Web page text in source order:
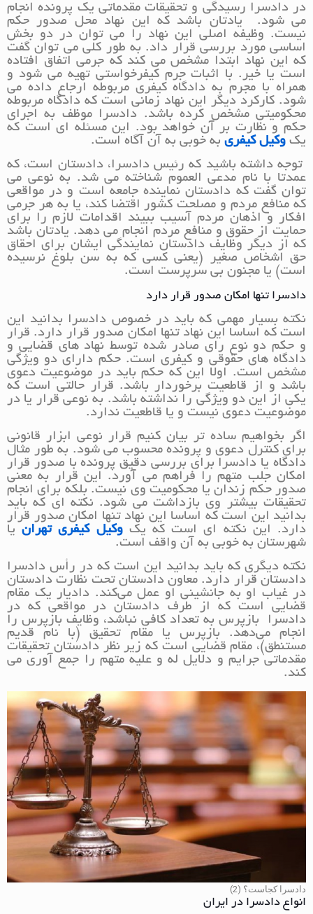
در دادسرا رسیدگی و تحقیقات مقدماتی یک پرونده انجام
می شود. یادتان باشد که این نهاد محل صدور حکم
نیست. وظیفه اصلی این نهاد را می توان در دو بخش
اساسی مورد بررسی قرار داد. به طور کلی می توان گفت
که این نهاد ابتدا مشخص می کند که جرمی اتفاق افتاده
است یا خیر. با اثبات جرم کیفرخواستی تهیه می شود و
همراه با مجرم به دادگاه کیفری مربوطه ارجاع داده می
شود. کارکرد دیگر این نهاد زمانی است که دادگاه مربوطه
محکومیتی مشخص کرده باشد. دادسرا موظف به اجرای
حکم و نظارت بر آن خواهد بود. این مسئله ای است که
یک وکیل کیفری به خوبی به آن آگاه است.
توجه داشته باشید که رئیس دادسرا، دادستان است، که
عمدتا با نام مدعی العموم شناخته می شد. به نوعی می
توان گفت که دادستان نماینده جامعه است و در مواقعی
که منافع مردم و مصلحت کشور اقتضا کند، یا به هر جرمی
افکار و اذهان مردم آسیب ببیند اقدامات لازم را برای
حمایت از حقوق و منافع مردم انجام می دهد. یادتان باشد
که از دیگر وظایف دادستان نمایندگی ایشان برای احقاق
حق اشخاص صغیر (یعنی کسی که به سن بلوغ نرسیده
است) یا مجنون بی سرپرست است.
دادسرا تنها امکان صدور قرار دارد
نکته بسیار مهمی که باید در خصوص دادسرا بدانید این
است که اساسا این نهاد تنها امکان صدور قرار دارد. قرار
و حکم دو نوع رای صادر شده توسط نهاد های قضایی و
دادگاه های حقوقی و کیفری است. حکم دارای دو ویژگی
مشخص است. اولا این که حکم باید در موضوعیت دعوی
باشد و از قاطعیت برخوردار باشد. قرار حالتی است که
یکی از این دو ویژگی را نداشته باشد. به نوعی قرار یا در
موضوعیت دعوی نیست و یا قاطعیت ندارد.
اگر بخواهیم ساده تر بیان کنیم قرار نوعی ابزار قانونی
برای کنترل دعوی و پرونده محسوب می شود. به طور مثال
دادگاه یا دادسرا برای بررسی دقیق پرونده با صدور قرار
امکان جلب متهم را فراهم می آورد. این قرار به معنی
صدور حکم زندان یا محکومیت وی نیست. بلکه برای انجام
تحقیقات بیشتر وی بازداشت می شود. نکته ای که باید
بدانید این است که اساسا این نهاد تنها امکان صدور قرار
دارد. این نکته ای است که یکوکیل کیفری تهرانیا
شهرستان به خوبی به آن واقف است.
نکته دیگری که باید بدانید این است که در رأس دادسرا
دادستان قرار دارد. معاون دادستان تحت نظارت دادستان
در غیاب او به جانشینی او عمل می‌کند. دادیار یک مقام
قضایی است که از طرف دادستان در مواقعی که در
دادسرا بازپرس به تعداد کافی نباشد، وظایف بازپرس را
انجام می‌دهد. بازپرس یا مقام تحقیق (با نام قدیم
مستنطق)، مقام قضایی است که زیر نظر دادستان تحقیقات
مقدماتی جرایم و دلایل له و علیه متهم را جمع آوری می
کند.
دادسرا کجاست؟ (2)
انواع دادسرا در ایران